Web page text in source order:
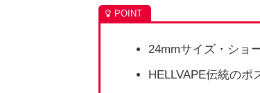
24mmサイズ・ショ
HELLVAPE伝統のポ